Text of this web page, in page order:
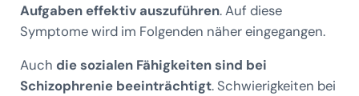
Aufgaben effektiv auszuführen. Auf diese
Symptome wird im Folgenden näher eingegangen.
Auch die sozialen Fähigkeiten sind bei
Schizophrenie beeinträchtigt. Schwierigkeiten bei